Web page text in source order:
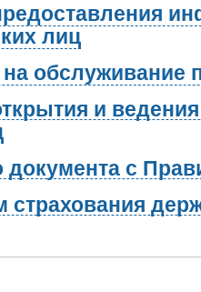
лиц
обслуживание
и ведения
документа с
страхования